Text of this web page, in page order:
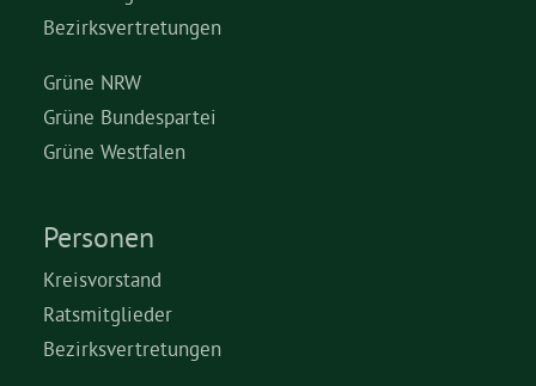
Bezirksvertretungen
Grüne NRW
Grüne Bundespartei
Grüne Westfalen
Personen
Kreisvorstand
Ratsmitglieder
Bezirksvertretungen